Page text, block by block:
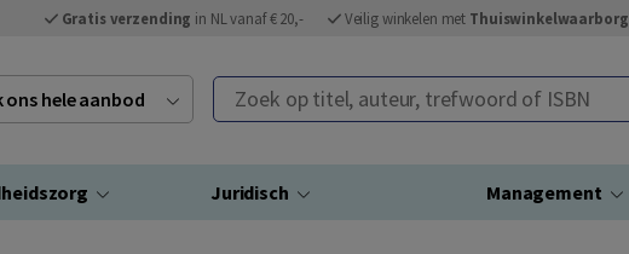
Gratis verzending in NL vanaf € 20,- Veilig winkelen met Thuiswinkelwaarborg
ons hele aanbod Zoek op titel, auteur, trefwoord of ISBN
Juridisch Management